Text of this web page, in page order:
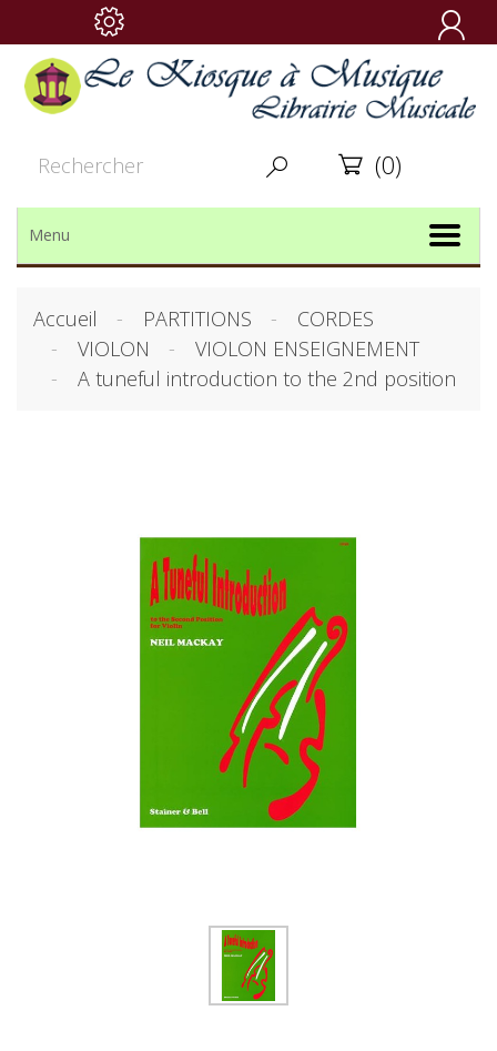

  (0)
Menu
Accueil PARTITIONS
CORDES
VIOLON
VIOLON ENSEIGNEMENT
A tuneful introduction to the 2nd position